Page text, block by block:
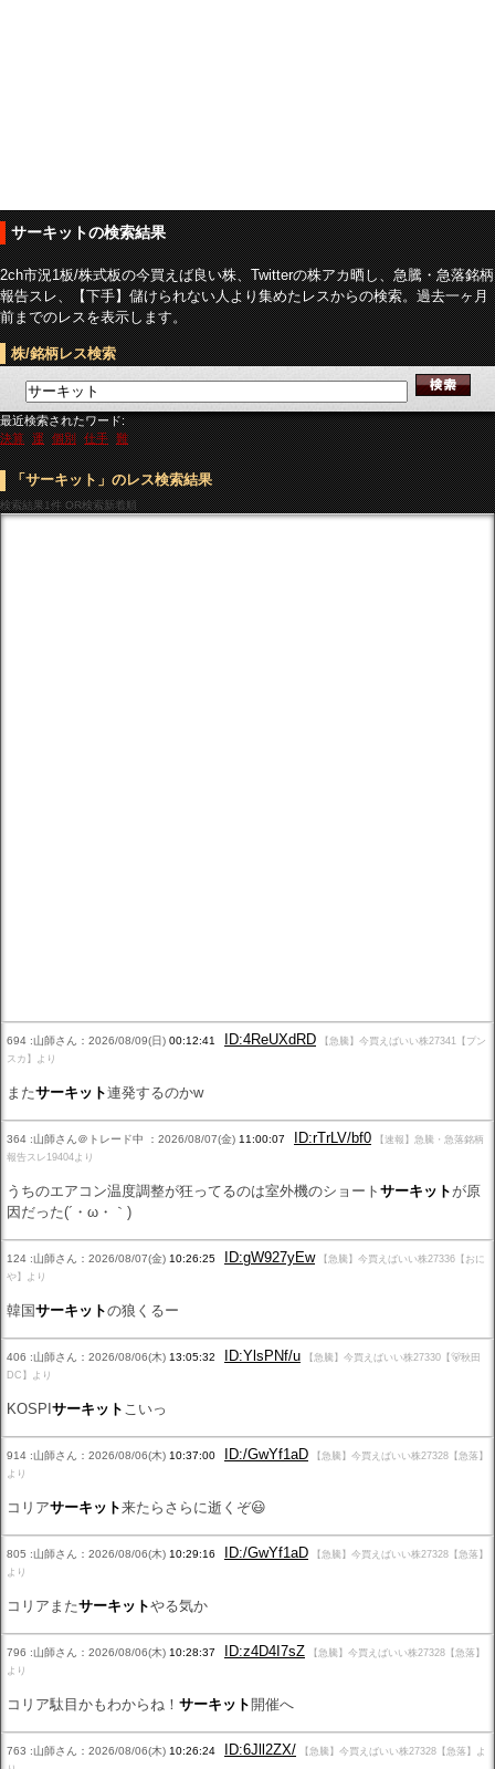
サーキットの検索結果
2ch市況1板/株式板の今買えば良い株、Twitterの株アカ晒し、急騰・急落銘柄
報告スレ、【下手】儲けられない人より集めたレスからの検索。過去一ヶ月
前までのレスを表示します。
株/銘柄レス検索
最近検索されたワード:
決算 運 個別 仕手 難
「サーキット」のレス検索結果
検索結果1件 OR検索新着順
694 :山師さん：2026/08/09(日) 00:12:41 ID:4ReUXdRD
【急騰】今買えばいい株27341【プン
スカ】より
またサーキット連発するのかw
364 :山師さん＠トレード中 ：2026/08/07(金) 11:00:07 ID:rTrLV/bf0
【速報】急騰・急落銘柄
報告スレ19404より
うちのエアコン温度調整が狂ってるのは室外機のショート サーキットが原
因だった(´・ω・｀)
124 :山師さん：2026/08/07(金) 10:26:25 ID:gW927yEw
【急騰】今買えばいい株27336【おに
や】より
韓国サーキットの狼くるー
406 :山師さん：2026/08/06(木) 13:05:32 ID:YlsPNf/u
【急騰】今買えばいい株27330【🐻秋田
DC】より
KOSPI サーキット こいっ
914 :山師さん：2026/08/06(木) 10:37:00 ID:/GwYf1aD
【急騰】今買えばいい株27328【急落】
より
コリアサーキット来たらさらに逝くぞ😃
805 :山師さん：2026/08/06(木) 10:29:16 ID:/GwYf1aD
【急騰】今買えばいい株27328【急落】
より
コリアまたサーキットやる気か
796 :山師さん：2026/08/06(木) 10:28:37 ID:z4D4I7sZ
【急騰】今買えばいい株27328【急落】
より
コリア駄目かもわからね！ サーキット 開催へ
763 :山師さん：2026/08/06(木) 10:26:24 ID:6Jll2ZX/
【急騰】今買えばいい株27328【急落】よ